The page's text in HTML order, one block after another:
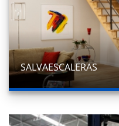
SALVAESCALERAS